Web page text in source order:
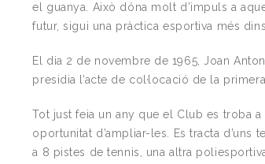
el guanya. Això dóna molt d’impuls a
futur, sigui una pràctica esportiva més
El dia 2 de novembre de 1965, Joan
presidia l’acte de col·locació de la
Tot just feia un any que el Club es troba
oportunitat d’ampliar-les. Es tracta
a 8 pistes de tennis, una altra